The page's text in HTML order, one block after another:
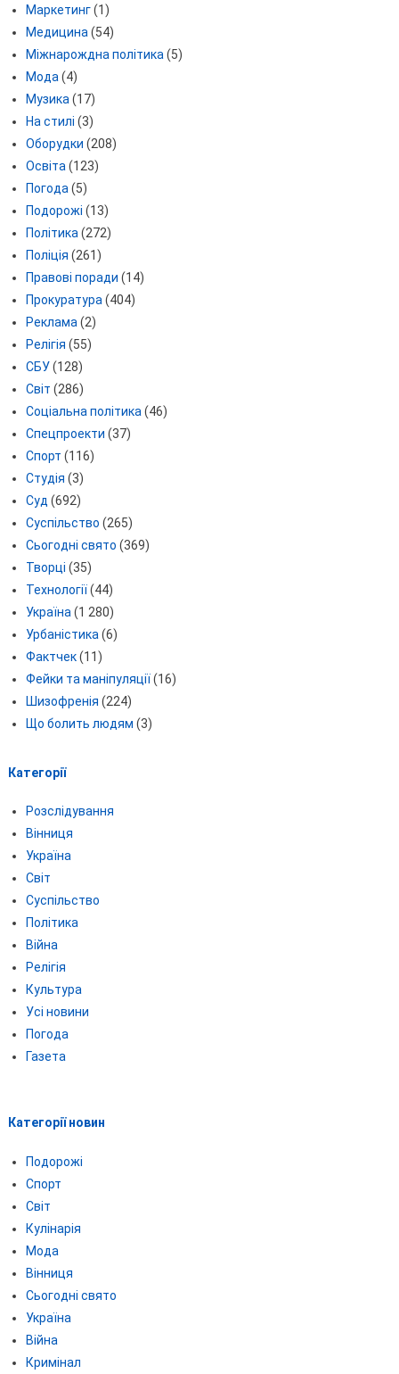
Маркетинг(1)
Медицина (54)
Міжнарождна політика (5)
Мода (4)
Музика (17)
На стилі (3)
Оборудки (208)
Освіта (123)
Погода (5)
Подорожі (13)
Політика (272)
Поліція (261)
Правові поради (14)
Прокуратура (404)
Реклама (2)
Релігія (55)
СБУ(128)
Світ (286)
Соціальна політика (46)
Спецпроекти (37)
Спорт (116)
Студія (3)
Суд (692)
Суспільство (265)
Сьогодні свято (369)
Творці (35)
Технології(44)
Україна (1 280)
Урбаністика (6)
Фактчек(11)
Фейки та маніпуляції(16)
Шизофренія (224)
Що болить людям (3)
Категорії
Розслідування
Вінниця
Україна
Світ
Суспільство
Політика
Війна
Релігія
Культура
Усі новини
Погода
Газета
Категорії новин
Подорожі
Спорт
Світ
Кулінарія
Мода
Вінниця
Сьогодні свято
Україна
Війна
Кримінал